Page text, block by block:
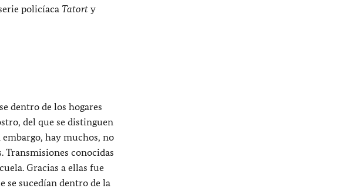
policíaca Tatort y
dentro de los hogares
del que se distinguen
hay muchos, no
Transmisiones conocidas
Gracias a ellas fue
se sucedían dentro de la